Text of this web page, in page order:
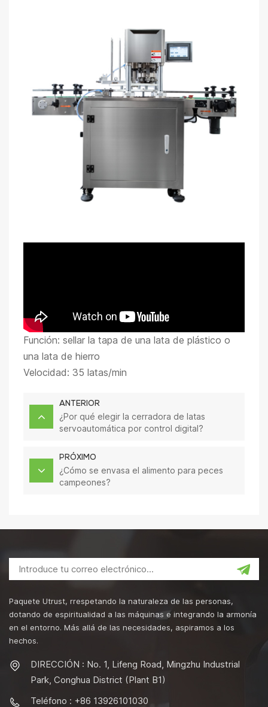
Función: sellar la tapa de una lata de plástico o
una lata de hierro
Velocidad: 35 latas/min
ANTERIOR
¿Por qué elegir la cerradora de latas
servoautomática por control digital?
PRÓXIMO
¿Cómo se envasa el alimento para peces
campeones?
Paquete Utrust, rrespetando la naturaleza de las personas,
dotando de espiritualidad a las máquinas e integrando la armonía
en el entorno. Más allá de las necesidades, aspiramos a los
hechos.
DIRECCIÓN : No. 1, Lifeng Road, Mingzhu Industrial
Park, Conghua District (Plant B1)
Teléfono : +86 13926101030